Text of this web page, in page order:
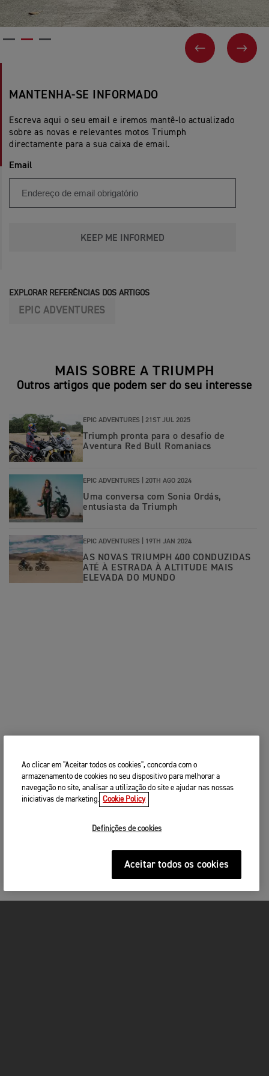
PREVIOUSNEXT
MANTENHA-SE INFORMADO
Escreva aqui o seu email e iremos mantê-lo actualizado
sobre as novas e relevantes motos Triumph
directamente para a sua caixa de email.
Email
KEEP ME INFORMED
EXPLORAR REFERÊNCIAS DOS ARTIGOS
EPIC ADVENTURES
MAIS SOBRE A TRIUMPH
Outros artigos que podem ser do seu interesse
EPIC ADVENTURES | 21ST JUL 2025
Triumph pronta para o desafio de
Aventura Red Bull Romaniacs
EPIC ADVENTURES | 20TH AGO 2024
Uma conversa com Sonia Ordás,
entusiasta da Triumph
EPIC ADVENTURES | 19TH JAN 2024
AS NOVAS TRIUMPH 400 CONDUZIDAS
ATÉ À ESTRADA À ALTITUDE MAIS
ELEVADA DO MUNDO
Ao clicar em "Aceitar todos os cookies", concorda com o
armazenamento de cookies no seu dispositivo para melhorar a
navegação no site, analisar a utilização do site e ajudar nas nossas
iniciativas de marketing. Cookie Policy
Definições de cookies
Aceitar todos os cookies